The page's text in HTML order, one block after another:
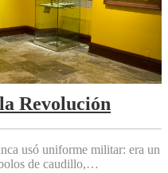
Revolución
usó uniforme militar: era un
de caudillo,…